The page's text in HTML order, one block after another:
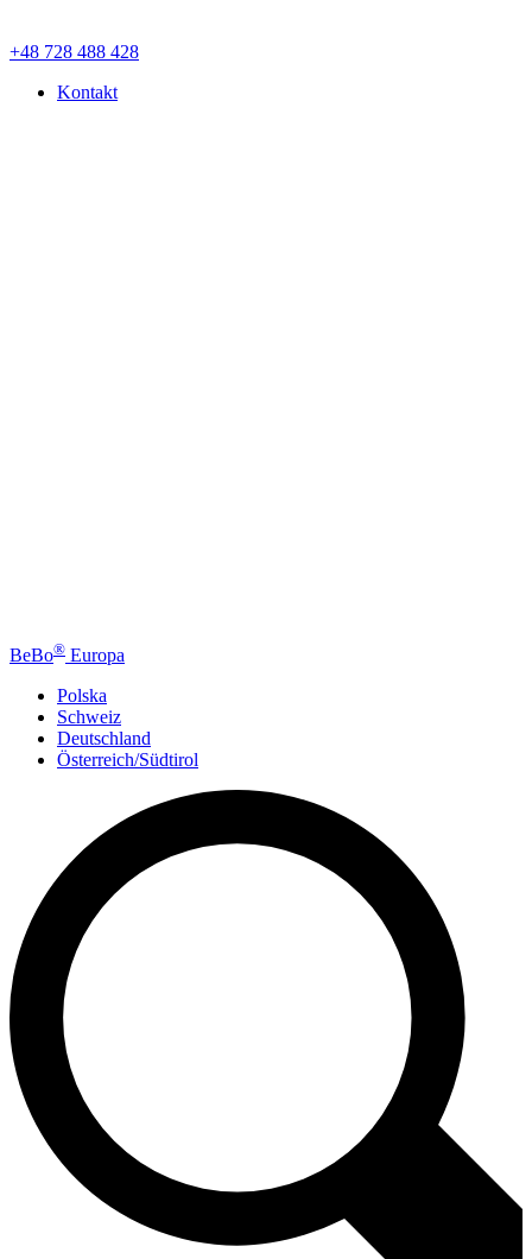
+48 728 488 428
Kontakt
BeBo® Europa
Polska
Schweiz
Deutschland
Österreich/Südtirol